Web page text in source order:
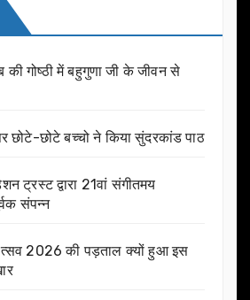
की गोष्ठी में बहुगुणा जी के जीवन से
छोटे-छोटे बच्चो ने किया सुंदरकांड पाठ
ट्रस्ट द्वारा 21वां संगीतमय
संपन्न
2026 की पड़ताल क्यों हुआ इस